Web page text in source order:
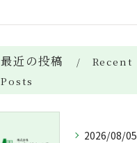
最近の投稿
Recent
Posts
2026/08/05